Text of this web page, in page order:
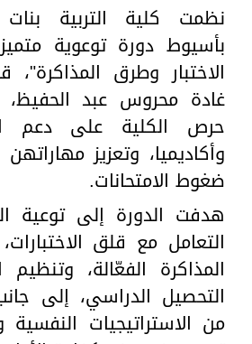
نظمت كلية التربية بنات
بأسيوط دورة توعوية
الاختبار وطرق المذاكرة"،
غادة محروس عبد
حرص الكلية على دعم
وأكاديميا، وتعزيز
ضغوط الامتحانات.
هدفت الدورة إلى توعية
التعامل مع قلق
المذاكرة الفعّالة،
التحصيل الدراسي، إلى
من الاستراتيجيات